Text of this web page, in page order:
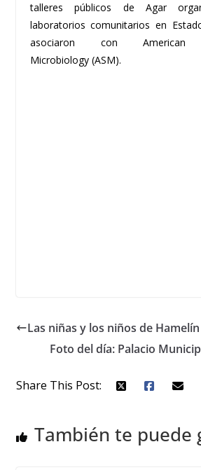
talleres públicos de Agar
laboratorios comunitarios en
asociaron con
Microbiology (ASM).
Las niñas y los niños de Hamelín
Foto del día: Palacio
Share This Post:
También te puede